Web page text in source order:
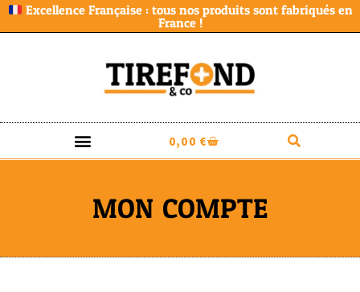
Excellence Française : tous nos produits sont fabriqués en
France !
0,00 €
MON COMPTE